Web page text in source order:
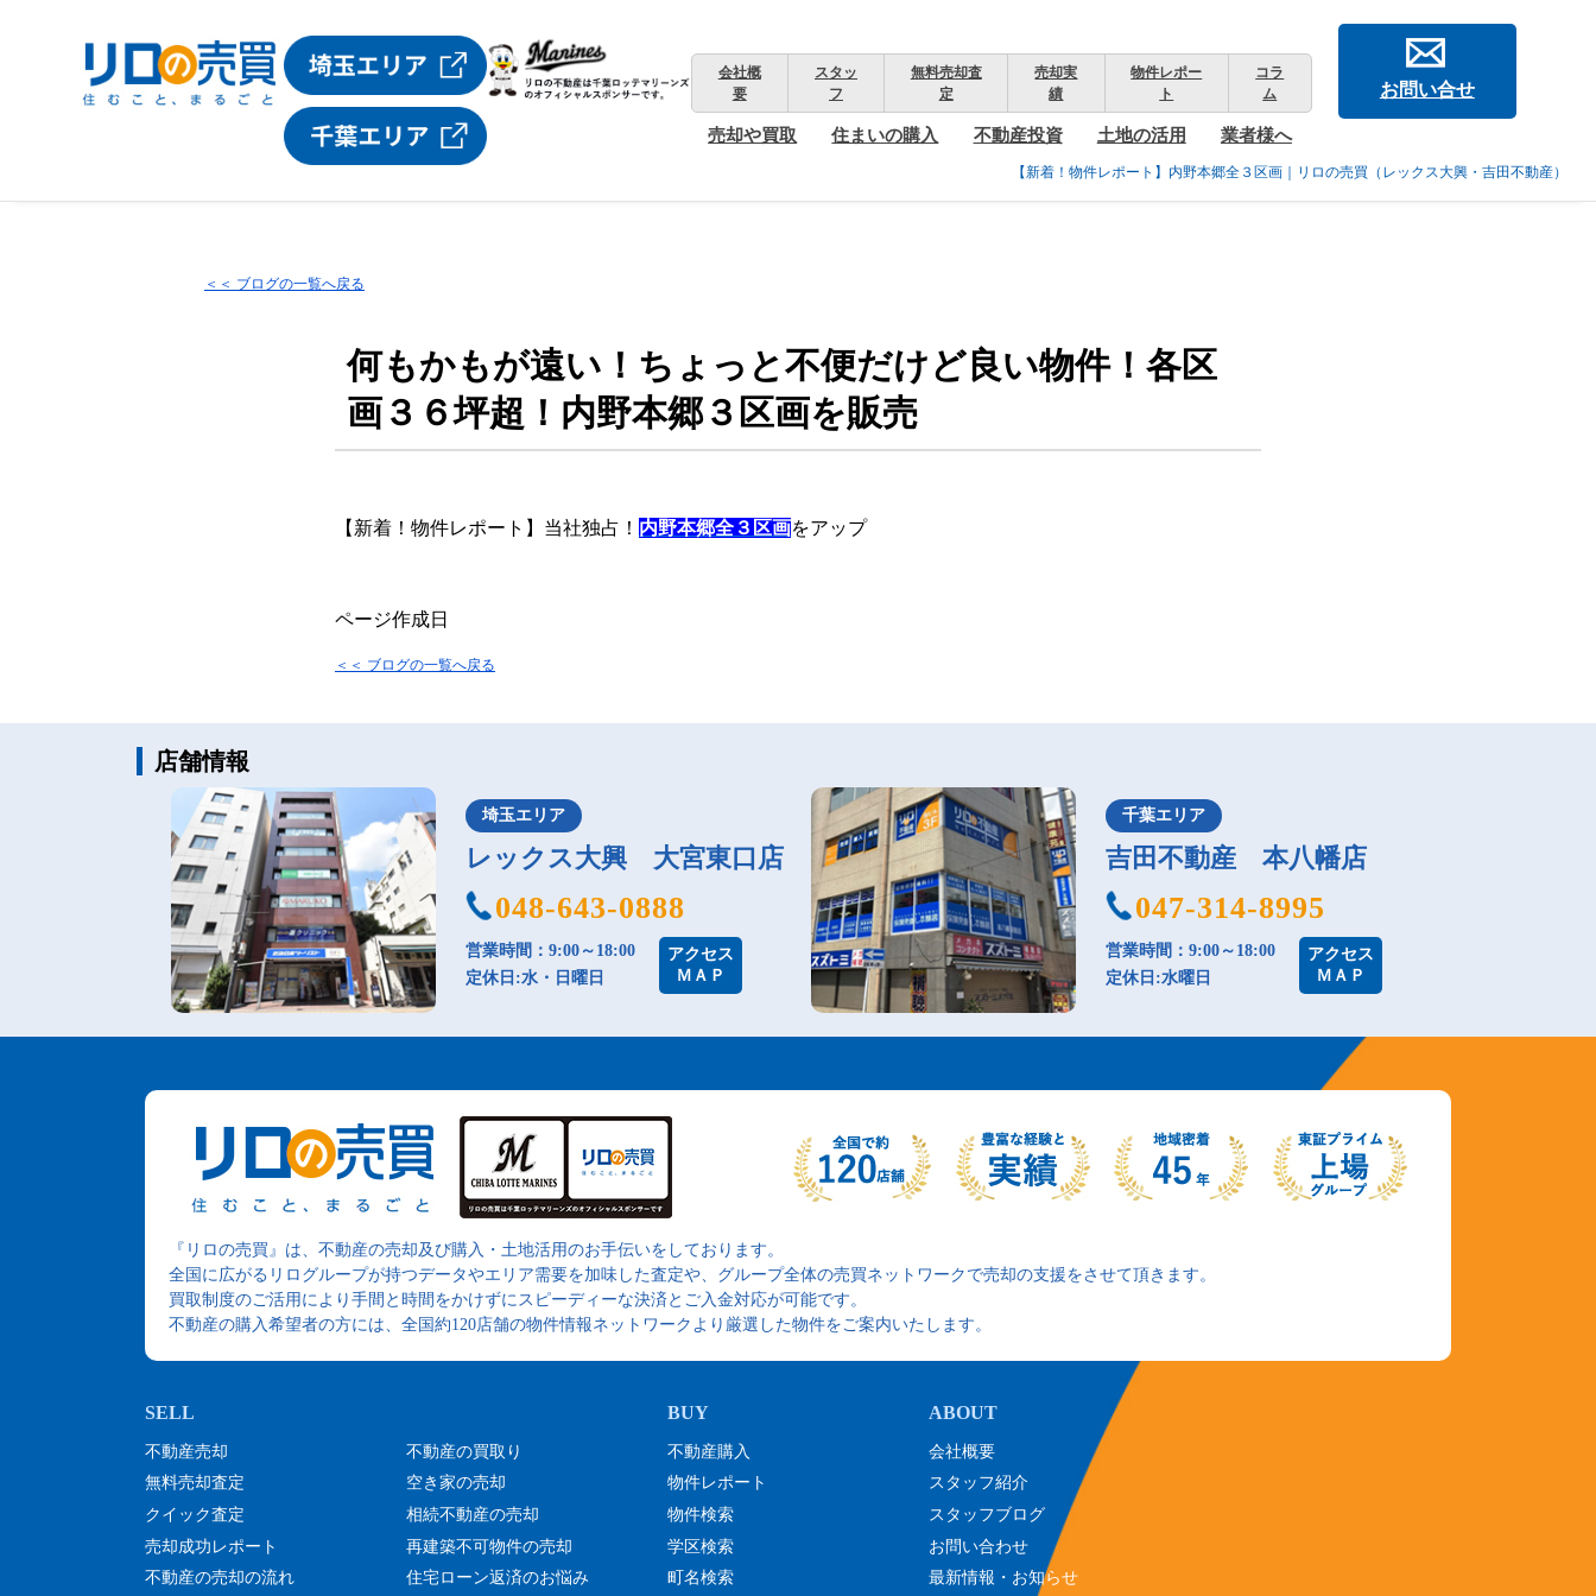
【新着！物件レポート】内野本郷全３区画｜リロの売買（レックス大興・吉田不動産）
会社概
要
スタッ
フ
無料売却査
定
売却実
績
物件レポー
ト
コラ
ム
売却や買取 住まいの購入 不動産投資 土地の活用 業者様へ
お問い合せ
＜＜ ブログの一覧へ戻る
何もかもが遠い！ちょっと不便だけど良い物件！各区
画３６坪超！内野本郷３区画を販売
【新着！物件レポート】当社独占！ 内野本郷全３区画をアップ
ページ作成日
＜＜ ブログの一覧へ戻る
店舗情報
埼玉エリア
レックス大興 大宮東口店
048-643-0888
営業時間：9:00～18:00
定休日:水・日曜日
アクセス
ＭＡＰ
千葉エリア
吉田不動産 本八幡店
047-314-8995
営業時間：9:00～18:00
定休日:水曜日
アクセス
ＭＡＰ
『リロの売買』は、不動産の売却及び購入・土地活用のお手伝いをしております。
全国に広がるリログループが持つデータやエリア需要を加味した査定や、グループ全体の売買ネットワークで売却の支援をさせて頂きます。
買取制度のご活用により手間と時間をかけずにスピーディーな決済とご入金対応が可能です。
不動産の購入希望者の方には、全国約120店舗の物件情報ネットワークより厳選した物件をご案内いたします。
不動産売却
無料売却査定
クイック査定
売却成功レポート
不動産の売却の流れ
不動産の買取り
空き家の売却
相続不動産の売却
再建築不可物件の売却
住宅ローン返済のお悩み
不動産購入
物件レポート
物件検索
学区検索
町名検索
会社概要
スタッフ紹介
スタッフブログ
お問い合わせ
最新情報・お知らせ